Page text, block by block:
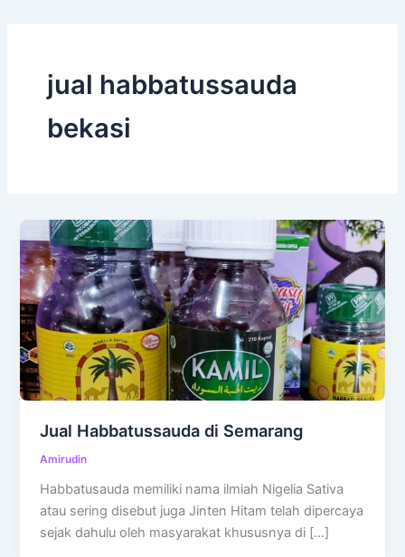
jual habbatussauda
bekasi
Jual Habbatussauda di Semarang
Amirudin
Habbatusauda memiliki nama ilmiah Nigelia Sativa
atau sering disebut juga Jinten Hitam telah dipercaya
sejak dahulu oleh masyarakat khususnya di […]